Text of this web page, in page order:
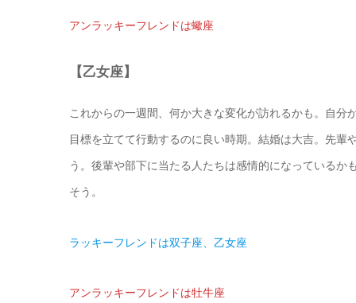
アンラッキーフレンドは蠍座
【乙女座】
これからの一週間、何か大きな変化が訪れるかも。自
目標を立てて行動するのに良い時期。結婚は大吉。先
う。後輩や部下に当たる人たちは感情的になっている
そう。
ラッキーフレンドは双子座、乙女座
アンラッキーフレンドは牡牛座